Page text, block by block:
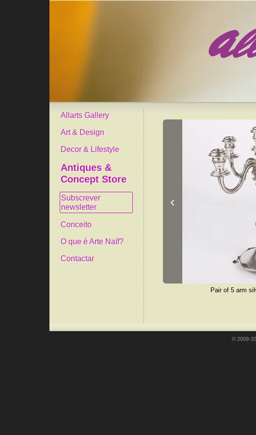
Allarts Gallery
Art & Design
Decor & Lifestyle
Antiques &
Concept Store
Subscrever
newsletter
Conceito
O que é Arte Naïf?
Contactar
‹
Pair of 5 arm
© 2009-